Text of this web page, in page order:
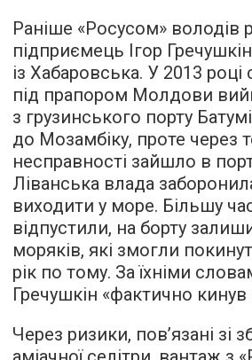
Раніше «Росусом» володів
підприємець Ігор Гречушкін
із Хабаровська. У 2013 році
під прапором Молдови
з грузинського порту
до Мозамбіку, проте через
несправності зайшло в
Ліванська влада
виходити у море. Більшу
відпустили, на борту
моряків, які змогли
рік по тому. За їхніми
Гречушкін «фактично кинув
Через ризики, пов’язані зі